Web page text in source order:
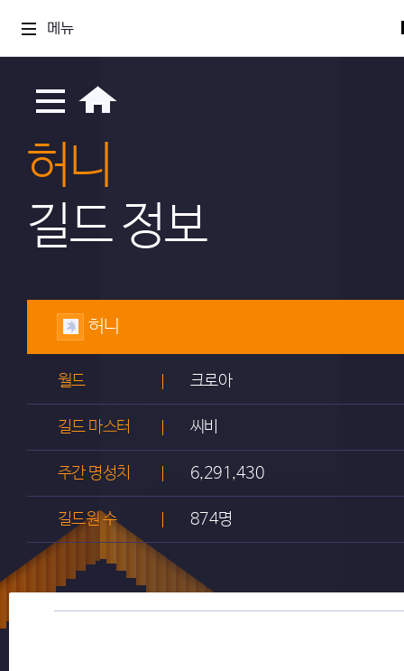
메뉴
허니
길드 정보
허니
월드 크로아
길드 마스터 씨비
주간 명성치 6,291,430
길드원 수 874명